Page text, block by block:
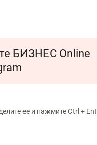
БИЗНЕС Online
ее и нажмите Ctrl +